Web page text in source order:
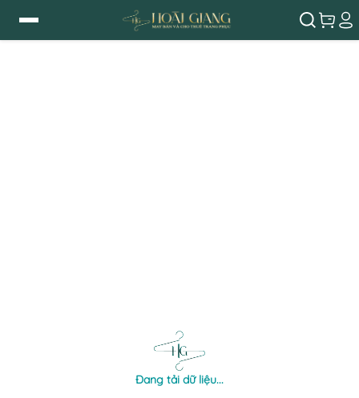
Đang tải dữ liệu...